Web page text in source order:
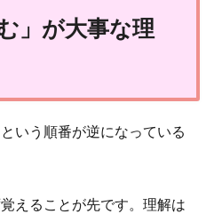
」が大事な理
いう順番が逆になっている
えることが先です。理解は